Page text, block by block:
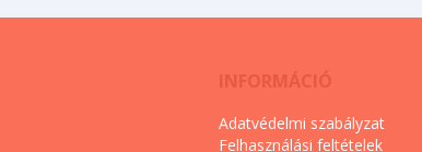
INFORMÁCIÓ
Adatvédelmi szabályzat
Felhasználási feltételek